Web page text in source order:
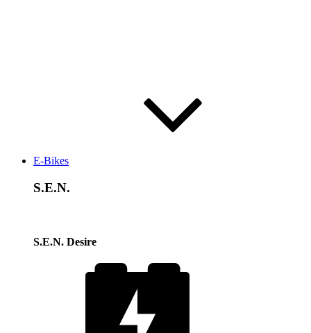
E-Bikes
S.E.N.
S.E.N. Desire